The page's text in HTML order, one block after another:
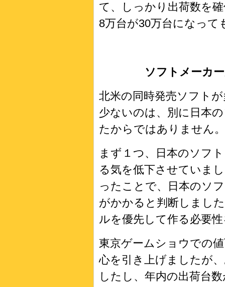
て、しっかり出荷数を
8万台が30万台になっ
ソフトメーカ
北米の同時発売ソフト
少ないのは、別に日本
たからではありません
まず１つ、日本のソフ
る気を低下させていま
ったことで、日本のソ
がかかると判断しまし
ルを優先して作る必要
東京ゲームショウでの
心を引き上げましたが
したし、年内の出荷台